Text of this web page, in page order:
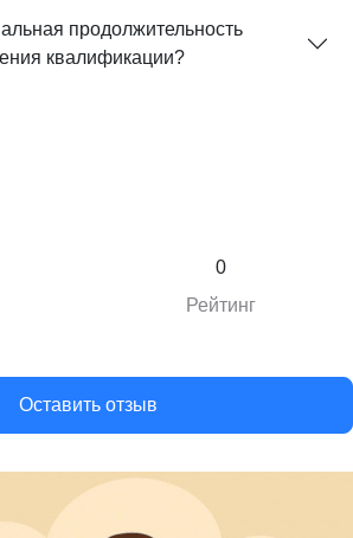
продолжительность
квалификации?
0
Рейтинг
Оставить отзыв